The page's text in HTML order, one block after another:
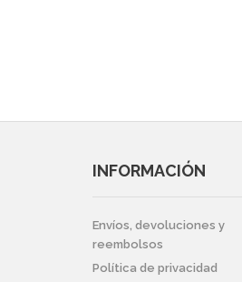
INFORMACIÓN
Envíos, devoluciones y
reembolsos
Política de privacidad